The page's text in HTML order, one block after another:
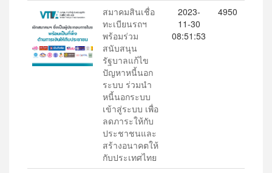
สมาคมสินเชื่อ
ทะเบียนรถฯ
พร้อมร่วม
สนับสนุน
รัฐบาลแก้ไข
ปัญหาหนี้นอก
ระบบ ร่วมนำ
หนี้นอกระบบ
เข้าสู่ระบบ เพื่อ
ลดภาระให้กับ
ประชาชนและ
สร้างอนาคตให้
กับประเทศไทย
2023-
11-30
08:51:53
4950